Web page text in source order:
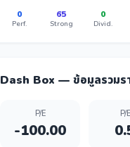
0
Perf.
65
Strong
0
Divid.
Dash Box — ข้อมูลรวมร
P/E
-100.00
P/